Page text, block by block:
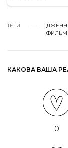
ТЕГИ
ФИЛЬМ
КАКОВА ВАША
0